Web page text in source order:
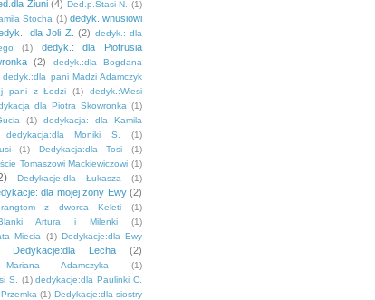
Ziuni (4) Ded.p.Stasi N.
(1)
Stocha (1) dedyk. wnusiowi
dla Joli Z. (2) dedyk.: dla
(1)
dedyk.: dla Piotrusia
(2)
dedyk.:dla Bogdana
dedyk.:dla pani Madzi Adamczyk
pani z Łodzi (1)
dedyk.:Wiesi
dla Piotra Skowronka (1)
(1)
dedykacja: dla Kamila
dedykacja:dla Moniki S.
(1)
(1) Dedykacja:dla Tosi
(1)
Tomaszowi Mackiewiczowi (1)
Dedykacje;dla Łukasza
(1)
dla mojej żony Ewy (2)
z dworca Keleti
(1)
Blanki Artura i Milenki
(1)
Miecia
(1) Dedykacje:dla Ewy
Dedykacje:dla Lecha (2)
Adamczyka
(1)
S.
(1) dedykacje:dla Paulinki C.
(1) Dedykacje:dla siostry